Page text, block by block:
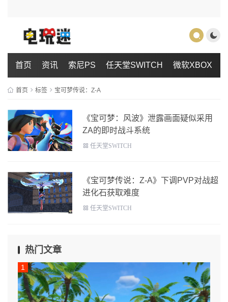
首页 资讯 索尼PS 任天堂SWITCH 微软XBOX
首页 标签 宝可梦传说：Z-A
《宝可梦：风波》泄露画面疑似采用
ZA的即时战斗系统
任天堂SWITCH
《宝可梦传说：Z-A》下调PVP对战超
进化石获取难度
任天堂SWITCH
热门文章